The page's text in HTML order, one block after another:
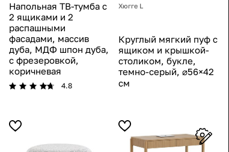
Напольная ТВ-тумба с
2 ящиками и 2
распашными
фасадами, массив
дуба, МДФ шпон дуба,
с фрезеровкой,
коричневая
4.8
Хюгге L
Круглый мягкий пуф с
ящиком и крышкой-
столиком, букле,
темно-серый, ⌀56×42
см